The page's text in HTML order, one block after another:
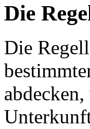
Die
Die